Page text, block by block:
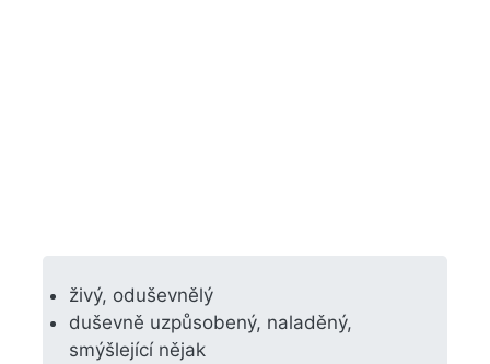
živý, oduševnělý
duševně uzpůsobený, naladěný,
smýšlející nějak